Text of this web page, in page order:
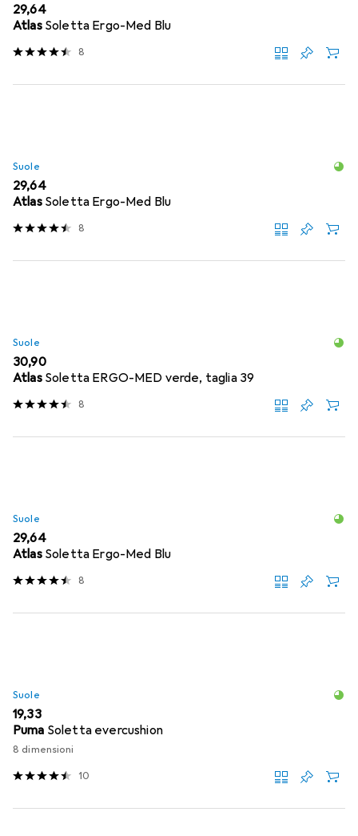
EUR
29,64
Atlas Soletta Ergo-Med Blu
8
Suole
EUR
29,64
Atlas Soletta Ergo-Med Blu
8
Suole
EUR
30,90
Atlas Soletta ERGO-MED verde, taglia 39
8
Suole
EUR
29,64
Atlas Soletta Ergo-Med Blu
8
Suole
EUR
19,33
Puma Soletta evercushion
8 dimensioni
10